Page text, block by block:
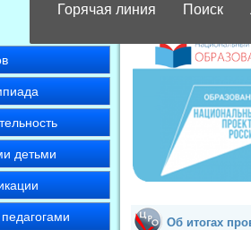
Горячая линия Поиск
детьми
Об итогах